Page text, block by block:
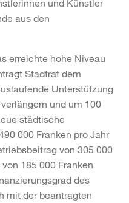
und Künstler
aus den
erreichte hohe Niveau
Stadtrat dem
Unterstützung
und um 100
städtische
000 Franken pro Jahr
von 305 000
185 000 Franken
des
mit der beantragten